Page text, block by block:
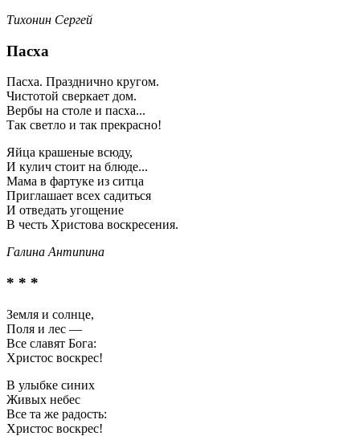
Тихонин Сергей
Пасха
Пасха. Празднично кругом.
Чистотой сверкает дом.
Вербы на столе и пасха...
Так светло и так прекрасно!
Яйца крашеные всюду,
И кулич стоит на блюде...
Мама в фартуке из ситца
Приглашает всех садиться
И отведать угощение
В честь Христова воскресения.
Галина Антипина
* * *
Земля и солнце,
Поля и лес —
Все славят Бога:
Христос воскрес!
В улыбке синих
Живых небес
Все та же радость:
Христос воскрес!